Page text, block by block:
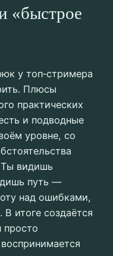
«быстрое
у топ‑стримера
Плюсы
практических
и подводные
уровне, со
видишь
путь —
над ошибками,
итоге создаётся